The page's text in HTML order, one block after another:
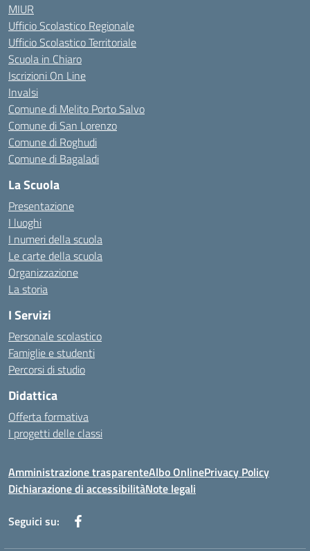
MIUR
Ufficio Scolastico Regionale
Ufficio Scolastico Territoriale
Scuola in Chiaro
Iscrizioni On Line
Invalsi
Comune di Melito Porto Salvo
Comune di San Lorenzo
Comune di Roghudi
Comune di Bagaladi
La Scuola
Presentazione
I luoghi
I numeri della scuola
Le carte della scuola
Organizzazione
La storia
I Servizi
Personale scolastico
Famiglie e studenti
Percorsi di studio
Didattica
Offerta formativa
I progetti delle classi
Amministrazione trasparenteAlbo OnlinePrivacy Policy
Dichiarazione di accessibilitàNote legali
Seguici su: